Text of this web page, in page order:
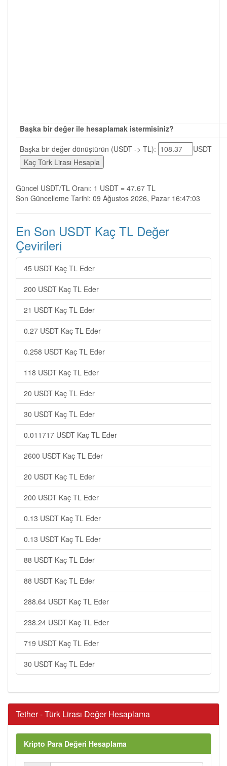
Başka bir değer ile hesaplamak istermisiniz?
Başka bir değer dönüştürün (USDT -> TL):
USDT
Güncel USDT/TL Oranı: 1 USDT = 47.67 TL
Son Güncelleme Tarihi: 09 Ağustos 2026, Pazar 16:47:03
En Son USDT Kaç TL Değer
Çevirileri
45 USDT Kaç TL Eder
200 USDT Kaç TL Eder
21 USDT Kaç TL Eder
0.27 USDT Kaç TL Eder
0.258 USDT Kaç TL Eder
118 USDT Kaç TL Eder
20 USDT Kaç TL Eder
30 USDT Kaç TL Eder
0.011717 USDT Kaç TL Eder
2600 USDT Kaç TL Eder
20 USDT Kaç TL Eder
200 USDT Kaç TL Eder
0.13 USDT Kaç TL Eder
0.13 USDT Kaç TL Eder
88 USDT Kaç TL Eder
88 USDT Kaç TL Eder
288.64 USDT Kaç TL Eder
238.24 USDT Kaç TL Eder
719 USDT Kaç TL Eder
30 USDT Kaç TL Eder
Tether - Türk Lirası Değer Hesaplama
Kripto Para Değeri Hesaplama